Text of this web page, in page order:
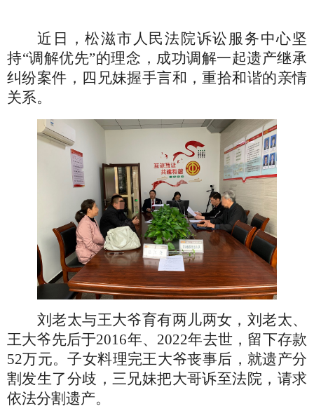
近日，松滋市人民法院诉讼服务中心坚
持“调解优先”的理念，成功调解一起遗产继承
纠纷案件，四兄妹握手言和，重拾和谐的亲情
关系。
刘老太与王大爷育有两儿两女，刘老太、
王大爷先后于2016年、2022年去世，留下存款
52万元。子女料理完王大爷丧事后，就遗产分
割发生了分歧，三兄妹把大哥诉至法院，请求
依法分割遗产。